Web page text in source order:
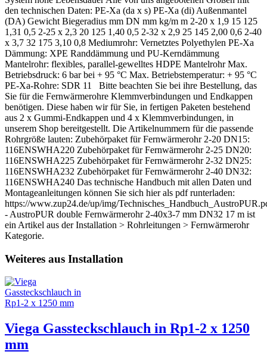
den technischen Daten: PE-Xa (da x s) PE-Xa (di) Außenmantel
(DA) Gewicht Biegeradius mm DN mm kg/m m 2-20 x 1,9 15 125
1,31 0,5 2-25 x 2,3 20 125 1,40 0,5 2-32 x 2,9 25 145 2,00 0,6 2-40
x 3,7 32 175 3,10 0,8 Mediumrohr: Vernetztes Polyethylen PE-Xa
Dämmung: XPE Randdämmung und PU-Kerndämmung
Mantelrohr: flexibles, parallel-gewelltes HDPE Mantelrohr Max.
Betriebsdruck: 6 bar bei + 95 °C Max. Betriebstemperatur: + 95 °C
PE-Xa-Rohre: SDR 11 Bitte beachten Sie bei ihre Bestellung, das
Sie für die Fernwärmerohre Klemmverbindungen und Endkappen
benötigen. Diese haben wir für Sie, in fertigen Paketen bestehend
aus 2 x Gummi-Endkappen und 4 x Klemmverbindungen, in
unserem Shop bereitgestellt. Die Artikelnummern für die passende
Rohrgröße lauten: Zubehörpaket für Fernwärmerohr 2-20 DN15:
116ENSWHA220 Zubehörpaket für Fernwärmerohr 2-25 DN20:
116ENSWHA225 Zubehörpaket für Fernwärmerohr 2-32 DN25:
116ENSWHA232 Zubehörpaket für Fernwärmerohr 2-40 DN32:
116ENSWHA240 Das technische Handbuch mit allen Daten und
Montageanleitungen können Sie sich hier als pdf runterladen:
https://www.zup24.de/up/img/
- AustroPUR double Fernwärmerohr 2-40x3-7 mm DN32 17 m ist
ein Artikel aus der Installation > Rohrleitungen > Fernwärmerohr
Kategorie.
Weiteres aus Installation
Viega Gassteckschlauch in Rp1-2 x 1250
mm